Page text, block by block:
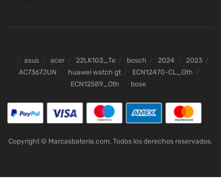
asus acer 22LK103_Te bosch 2024
2023
AC7367JUN
huawei watch gt
ECN12470-CL_Oth
ECN12589_Oth
bose
Copyright © Marcasbateria.com. Todos los derechos reservados.